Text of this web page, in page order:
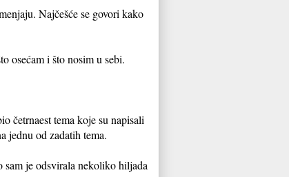
Najčešće se govori kako
osećam i što nosim u sebi.
četrnaest tema koje su napisali
jednu od zadatih tema.
sam je odsvirala nekoliko hiljada